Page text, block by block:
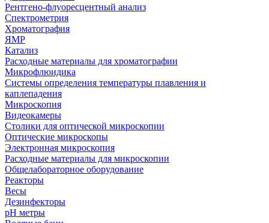
Рентгено-флуоресцентный анализ
Спектрометрия
Хроматография
ЯМР
Катализ
Расходные материалы для хроматографии
Микрофлюидика
Системы определения температуры плавления и
каплепадения
Микроскопия
Видеокамеры
Столики для оптической микроскопии
Оптические микроскопы
Электронная микроскопия
Расходные материалы для микроскопии
Общелабораторное оборудование
Реакторы
Весы
Дезинфекторы
рН метры